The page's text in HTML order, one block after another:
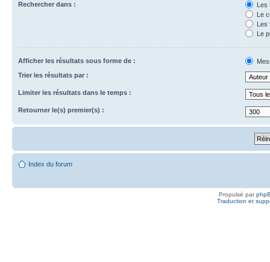
Rechercher dans :
Les
Le
Les
Le
Afficher les résultats sous forme de :
Trier les résultats par :
Limiter les résultats dans le temps :
Retourner le(s) premier(s) :
Index du forum
Propulsé par
Traduction et